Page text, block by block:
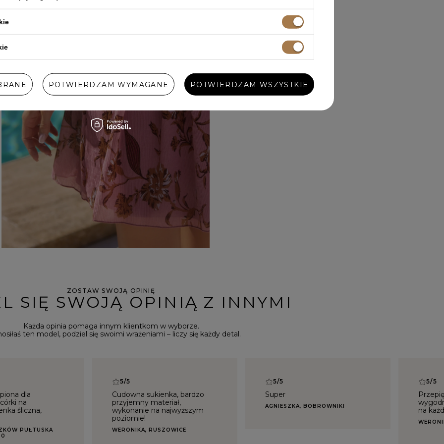
ZOSTAW SWOJĄ OPINIĘ
SIĘ SWOJĄ OPINIĄ Z INNYMI
Każda opinia pomaga innym klientkom w wyborze.
ten model, podziel się swoimi wrażeniami – liczy się każdy detal.
dla
na
śliczna,
PUŁTUSKA
5/5
Cudowna sukienka, bardzo
przyjemny materiał,
wykonanie na najwyższym
poziomie!
WERONIKA, RUSZOWICE
5/5
Super
AGNIESZKA, BOBROWNIKI
5/5
na
POTWIERDZAM WYMAGANE POTWIERDZAM WSZYSTKIE